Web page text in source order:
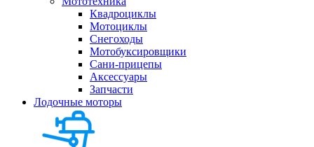
Квадроциклы
Мотоциклы
Снегоходы
Мотобуксировщики
Сани-прицепы
Аксессуары
Запчасти
Лодочные моторы